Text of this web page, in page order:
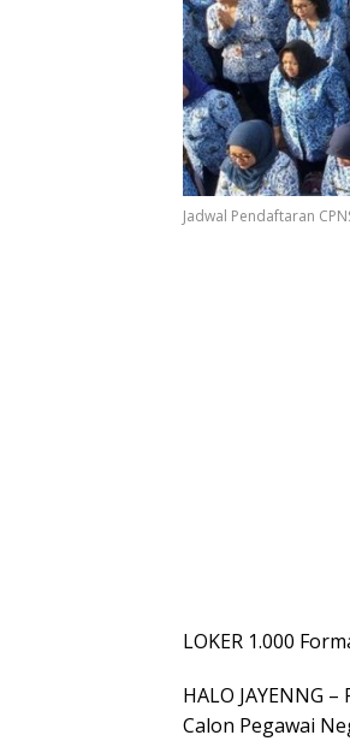
Jadwal Pendaftaran
LOKER 1.000
HALO JAYENNG
Calon Pegawai